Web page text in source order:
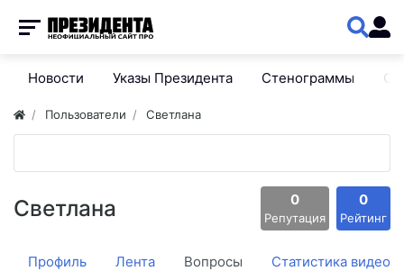
Новости Указы Президента Стенограммы
Пользователи Светлана
Светлана 0
Репутация
0
Рейтинг
Профиль Лента Вопросы Статистика видео